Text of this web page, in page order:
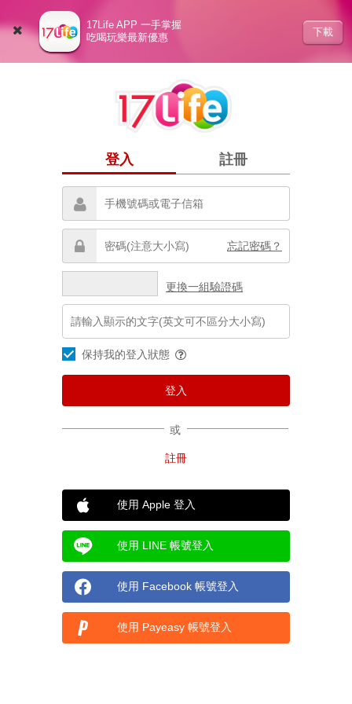
17Life APP 一手掌握
吃喝玩樂最新優惠
下載
登入 註冊
忘記密碼？
更換一組驗證碼
保持我的登入狀態
或
使用 Apple 登入
使用 LINE 帳號登入
使用 Facebook 帳號登入
使用 Payeasy 帳號登入